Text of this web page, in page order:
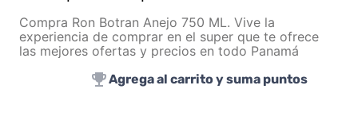
Compra Ron Botran Anejo 750 ML. Vive la
experiencia de comprar en el super que te ofrece
las mejores ofertas y precios en todo Panamá
Agrega al carrito y suma puntos